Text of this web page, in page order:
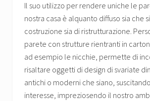
Il suo utilizzo per rendere uniche le
nostra casa è alquanto diffuso sia che
costruzione sia di ristrutturazione.
parete con strutture rientranti in
ad esempio le nicchie, permette di
risaltare oggetti di design di svariate
antichi o moderni che siano,
interesse, impreziosendo il nostro